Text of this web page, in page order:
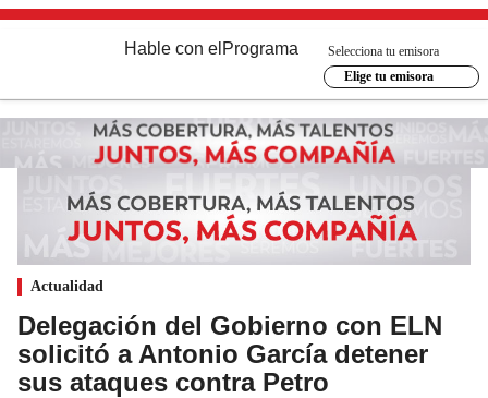
Hable con el Programa
Selecciona tu emisora
Elige tu emisora
Actualidad
Delegación del Gobierno con ELN
solicitó a Antonio García detener
sus ataques contra Petro